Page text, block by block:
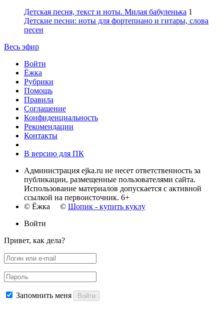
Детская песня, текст и ноты. Милая бабуленька 1
Детские песни: ноты для фортепиано и гитары, слова
песен
Весь эфир
Войти
Ёжка
Рубрики
Помощь
Правила
Соглашение
Конфиденциальность
Рекомендации
Контакты
В версию для ПК
Администрация ejka.ru не несет ответственность за
публикации, размещенные пользователями сайта.
Использование материалов допускается с активной
ссылкой на первоисточник. 6+
© Ёжка © Шопик - купить куклу
Войти
Привет, как дела?
Запомнить меня Войти